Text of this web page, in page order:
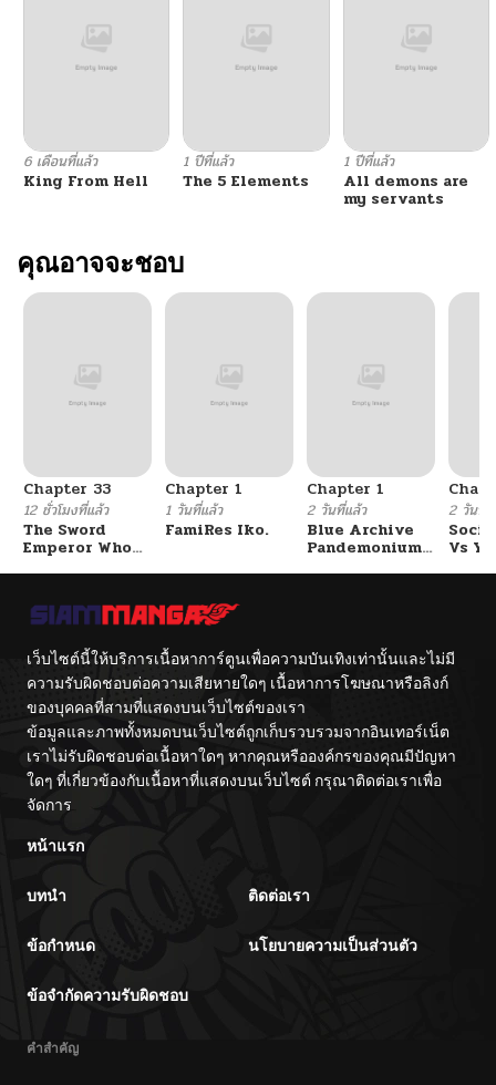
6 เดือนที่แล้ว
King From Hell
1 ปีที่แล้ว
The 5 Elements
1 ปีที่แล้ว
All demons are
my servants
คุณอาจจะชอบ
Chapter 33
12 ชั่วโมงที่แล้ว
The Sword
Emperor Who
จักรพรรดิเทพดาบ
ผงาดเหนือชาติภพ
Chapter 1
1 วันที่แล้ว
FamiRes Iko.
Chapter 1
2 วันที่แล้ว
Blue Archive
Pandemonium
2 วันที่แ
Vs
เว็บไซต์นี้ให้บริการเนื้อหาการ์ตูนเพื่อความบันเทิงเท่านั้นและไม่มี
ความรับผิดชอบต่อความเสียหายใดๆ เนื้อหาการโฆษณาหรือลิงก์
ของบุคคลที่สามที่แสดงบนเว็บไซต์ของเรา
ข้อมูลและภาพทั้งหมดบนเว็บไซต์ถูกเก็บรวบรวมจากอินเทอร์เน็ต
เราไม่รับผิดชอบต่อเนื้อหาใดๆ หากคุณหรือองค์กรของคุณมีปัญหา
ใดๆ ที่เกี่ยวข้องกับเนื้อหาที่แสดงบนเว็บไซต์ กรุณาติดต่อเราเพื่อ
จัดการ
หน้าแรก
บทนำ ติดต่อเรา
ข้อกำหนด นโยบายความเป็นส่วนตัว
ข้อจำกัดความรับผิดชอบ
คำสำคัญ